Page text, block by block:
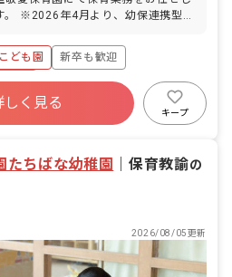
暇（入職6カ月後に10日付与） （年
なく」有給をとっていただく事が可
す ■産前産後・育児休暇（取得率
％・復帰率94％） ・現在法人全体で
（内保育園5名）が育休取得中で
■慶弔休暇 ■介護・看護休暇 ・お子
の相談も可
多いです
通勤手当を利用し電車・バス通勤を
ーパーマーケットがあり、退勤後に
の買い物をすることもできます。ま
すぐ近くに大きな公園があります。
。 ※2026年4月より、幼保連携型認
事内容 ・0歳～5歳児の乳幼児の保
歳児は午睡センサーを導
、タブレットで記録しています。 ※
担任制。ピアノが苦手でも大丈夫で
ども園
新卒も歓迎
あり
補助あり
社会保険完備
しく見る
キープ
たちばな幼稚園 保育教諭の
2026/08/05更新